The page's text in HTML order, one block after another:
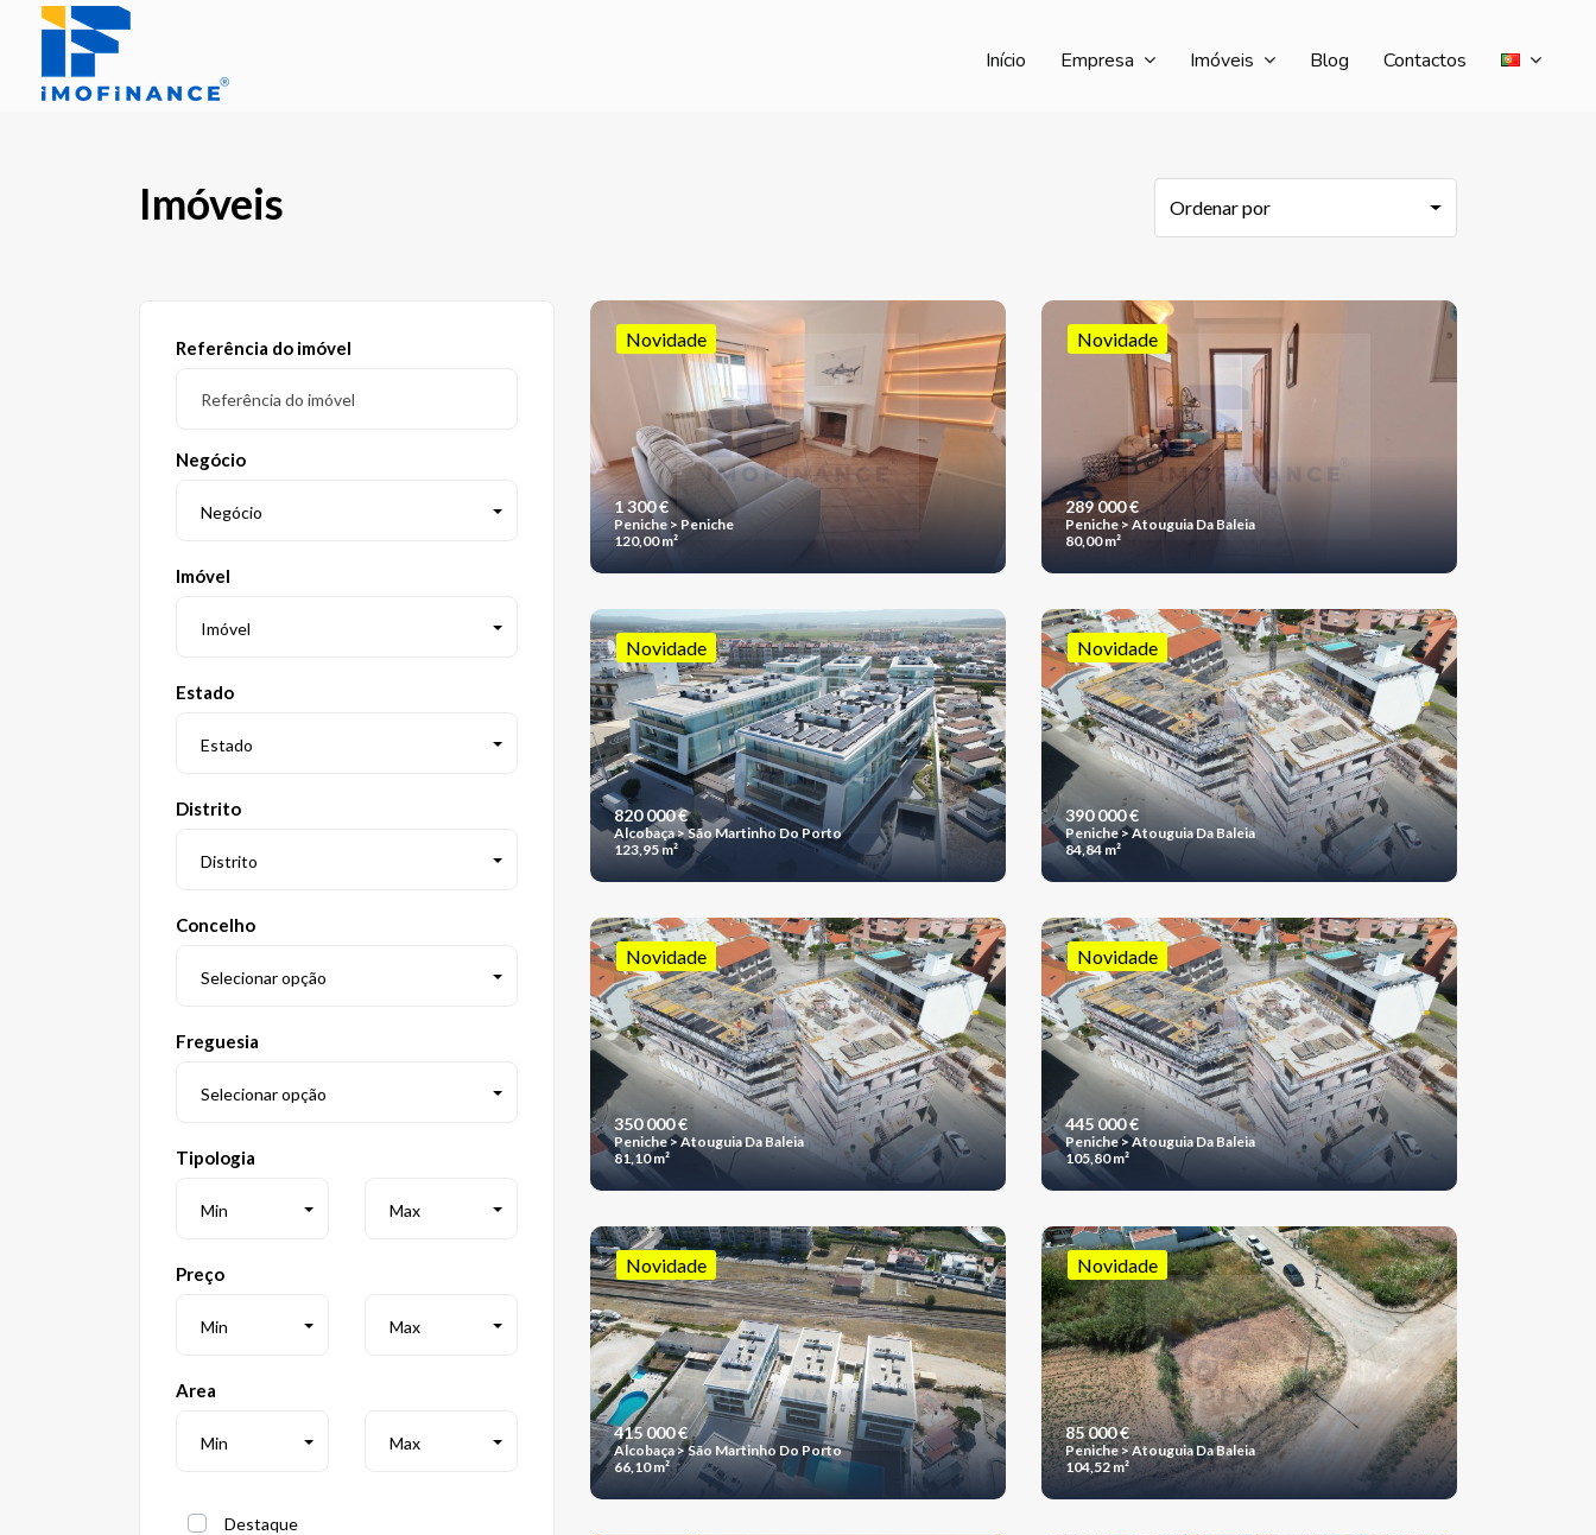
Início Empresa Imóveis Blog Contactos
Imóveis Ordenar por
Referência do imóvel
Negócio
Negócio
Imóvel
Imóvel
Estado
Estado
Distrito
Distrito
Concelho
Selecionar opção
Freguesia
Selecionar opção
Tipologia
Min Max
Preço
Min Max
Area
Min Max
Destaque
Novidade
1 300 €
Peniche > Peniche
120,00 m²
Novidade
289 000 €
Peniche > Atouguia Da Baleia
80,00 m²
Novidade
820 000 €
Alcobaça > São Martinho Do Porto
123,95 m²
Novidade
390 000 €
Peniche > Atouguia Da Baleia
84,84 m²
Novidade
350 000 €
Peniche > Atouguia Da Baleia
81,10 m²
Novidade
445 000 €
Peniche > Atouguia Da Baleia
105,80 m²
Novidade
415 000 €
Alcobaça > São Martinho Do Porto
66,10 m²
Novidade
85 000 €
Peniche > Atouguia Da Baleia
104,52 m²